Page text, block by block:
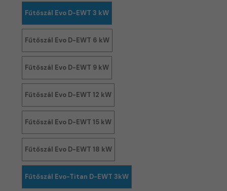
Fűtőszál Evo D-EWT 3 kW
Fűtőszál Evo D-EWT 6 kW
Fűtőszál Evo D-EWT 9 kW
Fűtőszál Evo D-EWT 12 kW
Fűtőszál Evo D-EWT 15 kW
Fűtőszál Evo D-EWT 18 kW
Fűtőszál Evo-Titan D-EWT 3kW